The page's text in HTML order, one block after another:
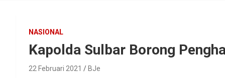
NASIONAL
Kapolda Sulbar Borong
22 Februari 2021 BJe